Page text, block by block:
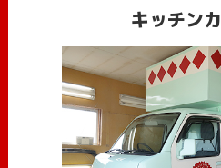
キッチン